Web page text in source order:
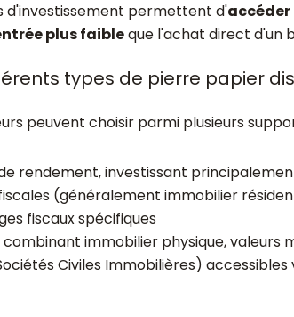
d'investissement permettent d'
plus faibleque l'achat direct d'un
types de pierre papier
peuvent choisir parmi plusieurs
de rendement, investissant
fiscales (généralement immobilier
fiscaux spécifiques
combinant immobilier physique, valeurs
Civiles Immobilières)